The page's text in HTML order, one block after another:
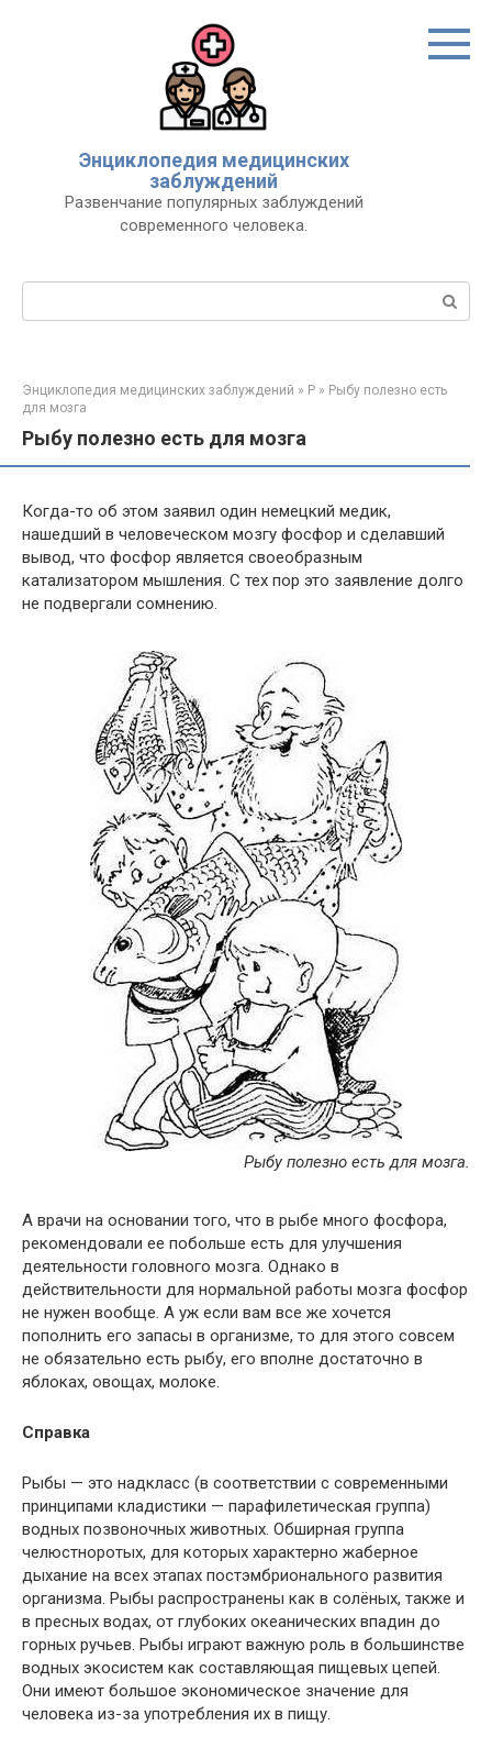
Энциклопедия медицинских
заблуждений
Развенчание популярных заблуждений
современного человека.
Поиск:
Энциклопедия медицинских заблуждений » Р » Рыбу полезно есть
для мозга
Рыбу полезно есть для мозга
Когда-то об этом заявил один немецкий медик,
нашедший в человеческом мозгу фосфор и сделавший
вывод, что фосфор является своеобразным
катализатором мышления. С тех пор это заявление долго
не подвергали сомнению.
Рыбу полезно есть для мозга.
А врачи на основании того, что в рыбе много фосфора,
рекомендовали ее побольше есть для улучшения
деятельности головного мозга. Однако в
действительности для нормальной работы мозга фосфор
не нужен вообще. А уж если вам все же хочется
пополнить его запасы в организме, то для этого совсем
не обязательно есть рыбу, его вполне достаточно в
яблоках, овощах, молоке.
Справка
Рыбы — это надкласс (в соответствии с современными
принципами кладистики — парафилетическая группа)
водных позвоночных животных. Обширная группа
челюстноротых, для которых характерно жаберное
дыхание на всех этапах постэмбрионального развития
организма. Рыбы распространены как в солёных, также и
в пресных водах, от глубоких океанических впадин до
горных ручьев. Рыбы играют важную роль в большинстве
водных экосистем как составляющая пищевых цепей.
Они имеют большое экономическое значение для
человека из-за употребления их в пищу.